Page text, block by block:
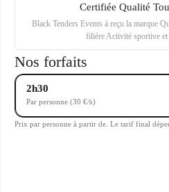
Certifiée Qualité
Black Tenders Events à reçu la marque
filière Activité sportive et
Nos forfaits
2h30
Par personne (30 €/h)
Prix par personne à partir de. Le tarif final